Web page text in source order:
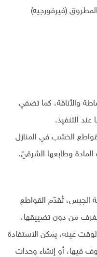
(فيرفورجيه)
والأناقة، كما تضفي
التنفيذ.
الخشب في المنازل
وطابعها الشرقيّ.
الجبس، تُقدّم القواطع
من دون تضييقها،
عينه، يمكن الاستفادة
فيها، أو إنشاء وحدات